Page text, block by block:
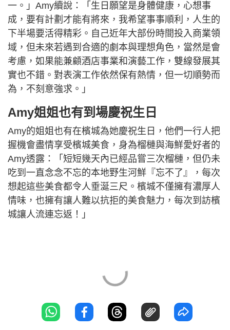
一。」Amy續說：「生日願望是身體健康，心想事
成，要有計劃才能有將來，我希望事事順利，人生的
下半場要活得精彩。自己近年大部份時間投入商業領
域，但未來若遇到合適的劇本與理想角色，當然是會
考慮，如果能兼顧酒店事業和演藝工作，雙線發展其
實也不錯。對表演工作依然保有熱情，但一切順勢而
為，不刻意強求。」
Amy姐姐也有到場慶祝生日
Amy的姐姐也有在檳城為她慶祝生日，他們一行人把
握機會盡情享受檳城美食，身為榴槤與海鮮愛好者的
Amy透露：「短短幾天內已經品嘗三次榴槤，但仍未
吃到一直念念不忘的本地野生河鮮『忘不了』，每次
想起這些美食都令人垂涎三尺。檳城不僅擁有濃厚人
情味，也擁有讓人難以抗拒的美食魅力，每次到訪檳
城讓人流連忘返！」